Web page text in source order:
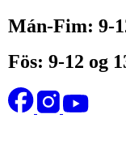
Mán-Fim: 9-
Fös: 9-12 og